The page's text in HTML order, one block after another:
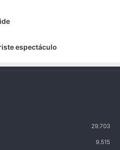
espectáculo
29.703
9.515